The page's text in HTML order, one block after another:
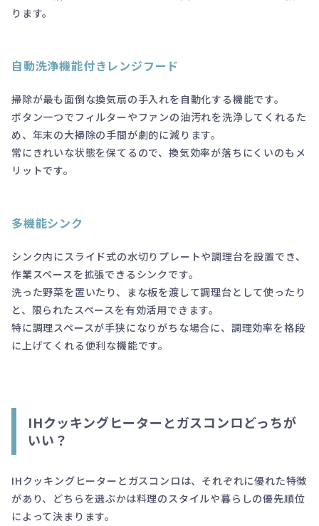
ります。
自動洗浄機能付きレンジフード
掃除が最も面倒な換気扇の手入れを自動化する機能です。
ボタン一つでフィルターやファンの油汚れを洗浄してくれるた
め、年末の大掃除の手間が劇的に減ります。
常にきれいな状態を保てるので、換気効率が落ちにくいのもメ
リットです。
多機能シンク
シンク内にスライド式の水切りプレートや調理台を設置でき、
作業スペースを拡張できるシンクです。
洗った野菜を置いたり、まな板を渡して調理台として使ったり
と、限られたスペースを有効活用できます。
特に調理スペースが手狭になりがちな場合に、調理効率を格段
に上げてくれる便利な機能です。
IHクッキングヒーターとガスコンロどっちが
いい？
IHクッキングヒーターとガスコンロは、それぞれに優れた特徴
があり、どちらを選ぶかは料理のスタイルや暮らしの優先順位
によって決まります。